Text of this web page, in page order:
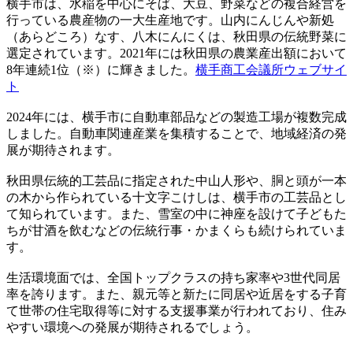
横手市は、水稲を中心にそば、大豆、野菜などの複合経営を
行っている農産物の一大生産地です。山内にんじんや新処
（あらどころ）なす、八木にんにくは、秋田県の伝統野菜に
選定されています。2021年には秋田県の農業産出額において
8年連続1位（※）に輝きました。 横手商工会議所ウェブサイ
ト
2024年には、横手市に自動車部品などの製造工場が複数完成
しました。自動車関連産業を集積することで、地域経済の発
展が期待されます。
秋田県伝統的工芸品に指定された中山人形や、胴と頭が一本
の木から作られている十文字こけしは、横手市の工芸品とし
て知られています。また、雪室の中に神座を設けて子どもた
ちが甘酒を飲むなどの伝統行事・かまくらも続けられていま
す。
生活環境面では、全国トップクラスの持ち家率や3世代同居
率を誇ります。また、親元等と新たに同居や近居をする子育
て世帯の住宅取得等に対する支援事業が行われており、住み
やすい環境への発展が期待されるでしょう。